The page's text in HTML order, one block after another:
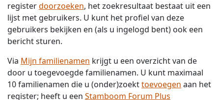
registerdoorzoeken, het zoekresultaat bestaat uit een
lijst met gebruikers. U kunt het profiel van deze
gebruikers bekijken en (als u ingelogd bent) ook een
bericht sturen.
Via Mijn familienamen krijgt u een overzicht van de
door u toegevoegde familienamen. U kunt maximaal
10 familienamen die u (onder)zoekttoevoegen aan het
register; heeft u een Stamboom Forum Plus